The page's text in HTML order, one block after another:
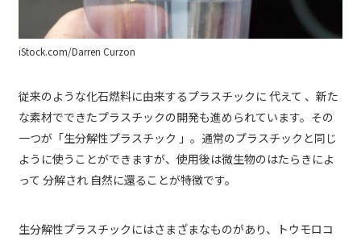
iStock.com/Darren Curzon
従来のような化石燃料に由来するプラスチックに 代えて 、新た
な素材でできたプラスチックの開発も進められています。その
一つが「生分解性プラスチック 」。通常のプラスチックと同じ
ように使うことができますが、使用後は微生物のはたらきによ
って 分解され 自然に還ることが特徴です。
生分解性プラスチックにはさまざまなものがあり、トウモロコ